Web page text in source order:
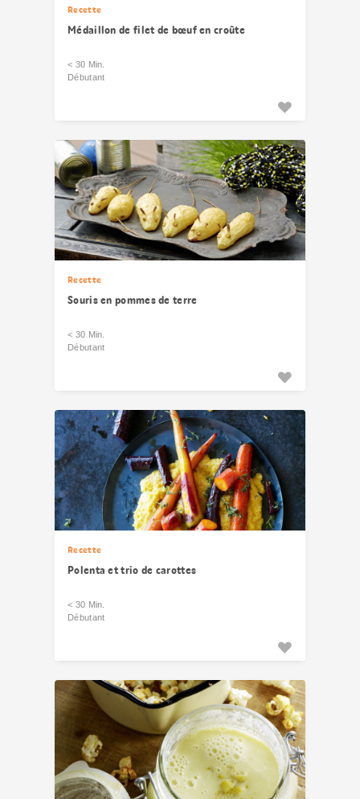
Recette
Médaillon de filet de bœuf en croûte
< 30 Min.
Débutant
Recette
Souris en pommes de terre
< 30 Min.
Débutant
Recette
Polenta et trio de carottes
< 30 Min.
Débutant